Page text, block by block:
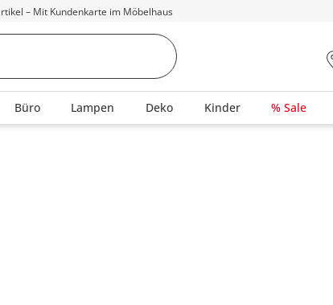
– Mit Kundenkarte im Möbelhaus
Büro Lampen Deko Kinder % Sale